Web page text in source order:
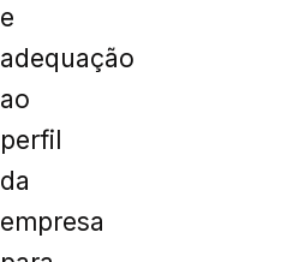
e
adequação
ao
perfil
da
empresa